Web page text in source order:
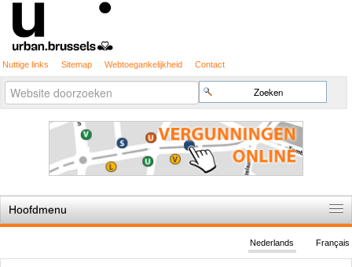
Nuttige links Sitemap Webtoegankelijkheid Contact
Zoek
Geavanceerd
zoeken...
Hoofdmenu
De spelregels
Français
Nederlands